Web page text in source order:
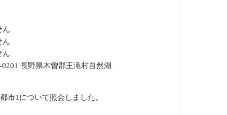
ん
ん
ん
0201 長野県木曽郡王滝村自然湖
市1について照会しました。